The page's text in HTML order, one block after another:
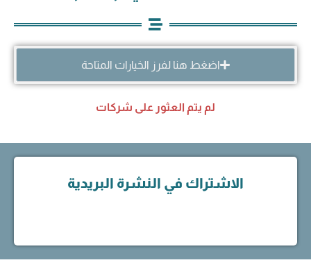
اضغط هنا لفرز الخيارات المتاحة
لم يتم العثور على شركات
الاشتراك في النشرة البريدية